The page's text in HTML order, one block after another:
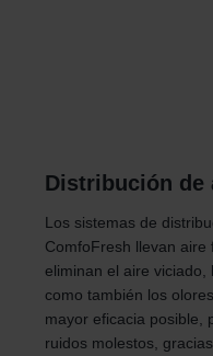
Distribución de
Los sistemas de
ComfoFresh llevan
eliminan el aire
como también los
mayor eficacia posible,
ruidos molestos,